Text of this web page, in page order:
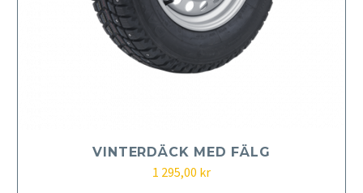
VINTERDÄCK MED FÄLG
1 295,00 kr